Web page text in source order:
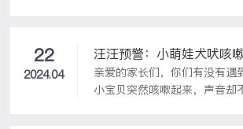
神，今年我国护士节的主题是
护佑人民健康”。三分治疗，
泰的医疗技术水平是核心，但
22
2024.04
汪汪预警：小萌娃犬吠咳
炎大作战
亲爱的家长们，你们有没有遇
小宝贝突然咳嗽起来，声音却